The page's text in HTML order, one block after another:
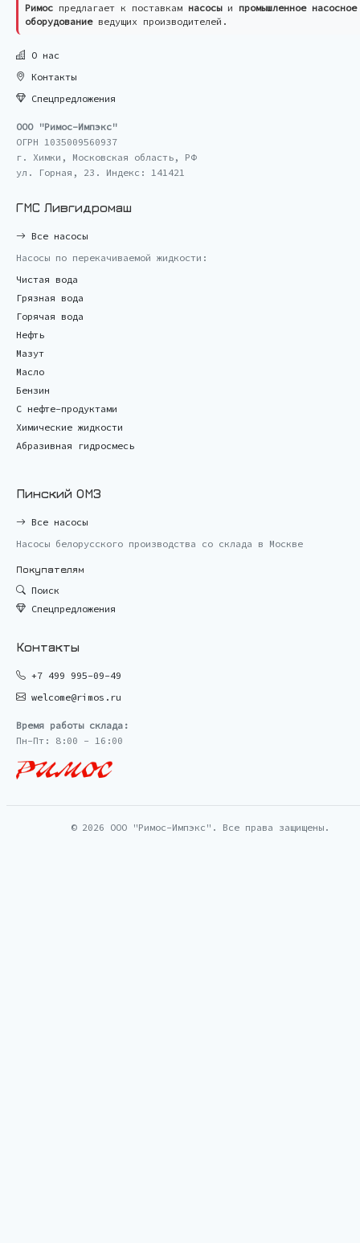
Римос предлагает к поставкам насосыи промышленное насосное
оборудованиеведущих производителей.
О нас
Контакты
Спецпредложения
ООО "Римос-Импэкс"
ОГРН 1035009560937
г. Химки, Московская область, РФ
ул. Горная, 23. Индекс: 141421
ГМС Ливгидромаш
Все насосы
Насосы по перекачиваемой жидкости:
Чистая вода
Грязная вода
Горячая вода
Нефть
Мазут
Масло
Бензин
С нефте-продуктами
Химические жидкости
Абразивная гидросмесь
Пинский ОМЗ
Все насосы
Насосы белорусского производства со склада в Москве
Покупателям
Поиск
Спецпредложения
Контакты
+7 499 995-09-49
welcome@rimos.ru
Время работы склада:
Пн-Пт: 8:00 - 16:00
© 2026 ООО "Римос-Импэкс". Все права защищены.